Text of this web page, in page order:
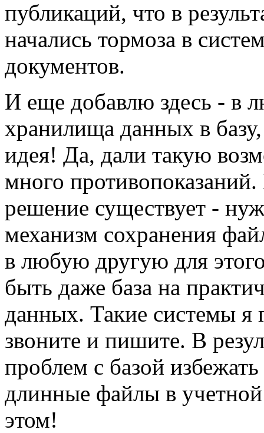
публикаций, что в
начались тормоза в
документов.
И еще добавлю здесь - в
хранилища данных в базу,
идея! Да, дали такую
много
решение существует -
механизм сохранения
в любую другую для
быть даже база на
данных. Такие системы я
звоните и пишите. В
проблем с базой
длинные файлы в
этом!